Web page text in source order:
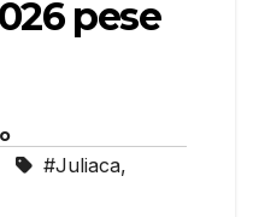
pese
#Juliaca,